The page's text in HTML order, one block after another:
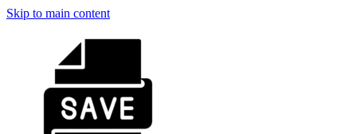
Skip to main content